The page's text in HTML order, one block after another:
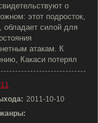
о
этот подросток,
обладает силой для
атакам. К
Какаси потерял
2011-10-10